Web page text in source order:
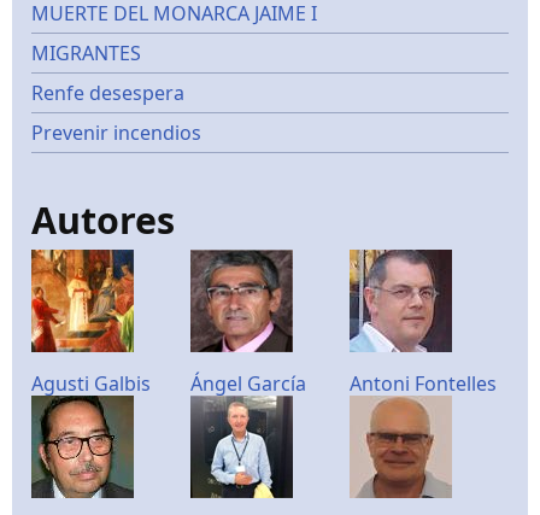
MUERTE DEL MONARCA JAIME I
MIGRANTES
Renfe desespera
Prevenir incendios
Autores
Agusti Galbis Ángel García Antoni Fontelles